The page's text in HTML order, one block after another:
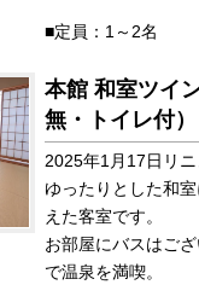
■定員：1～2名
本館 和室ツイ
無・トイレ付）
2025年1月17日リニ
ゆったりとした和
えた客室です。
お部屋にバスはご
で温泉を満喫。